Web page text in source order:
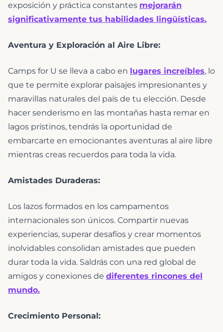
exposición y práctica constantes mejorarán
significativamente tus habilidades lingüísticas.
Aventura y Exploración al Aire Libre:
Camps for U se lleva a cabo en lugares increíbles, lo
que te permite explorar paisajes impresionantes y
maravillas naturales del país de tu elección. Desde
hacer senderismo en las montañas hasta remar en
lagos prístinos, tendrás la oportunidad de
embarcarte en emocionantes aventuras al aire libre
mientras creas recuerdos para toda la vida.
Amistades Duraderas:
Los lazos formados en los campamentos
internacionales son únicos. Compartir nuevas
experiencias, superar desafíos y crear momentos
inolvidables consolidan amistades que pueden
durar toda la vida. Saldrás con una red global de
amigos y conexiones de diferentes rincones del
mundo.
Crecimiento Personal: